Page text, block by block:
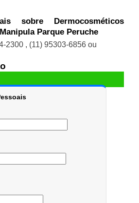
sobre Dermocosméticos
Parque Peruche
2300 , (11) 95303-6856 ou